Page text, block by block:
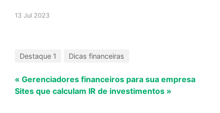
13 Jul 2023
Destaque 1 Dicas financeiras
« Gerenciadores financeiros para sua empresa
Sites que calculam IR de investimentos »